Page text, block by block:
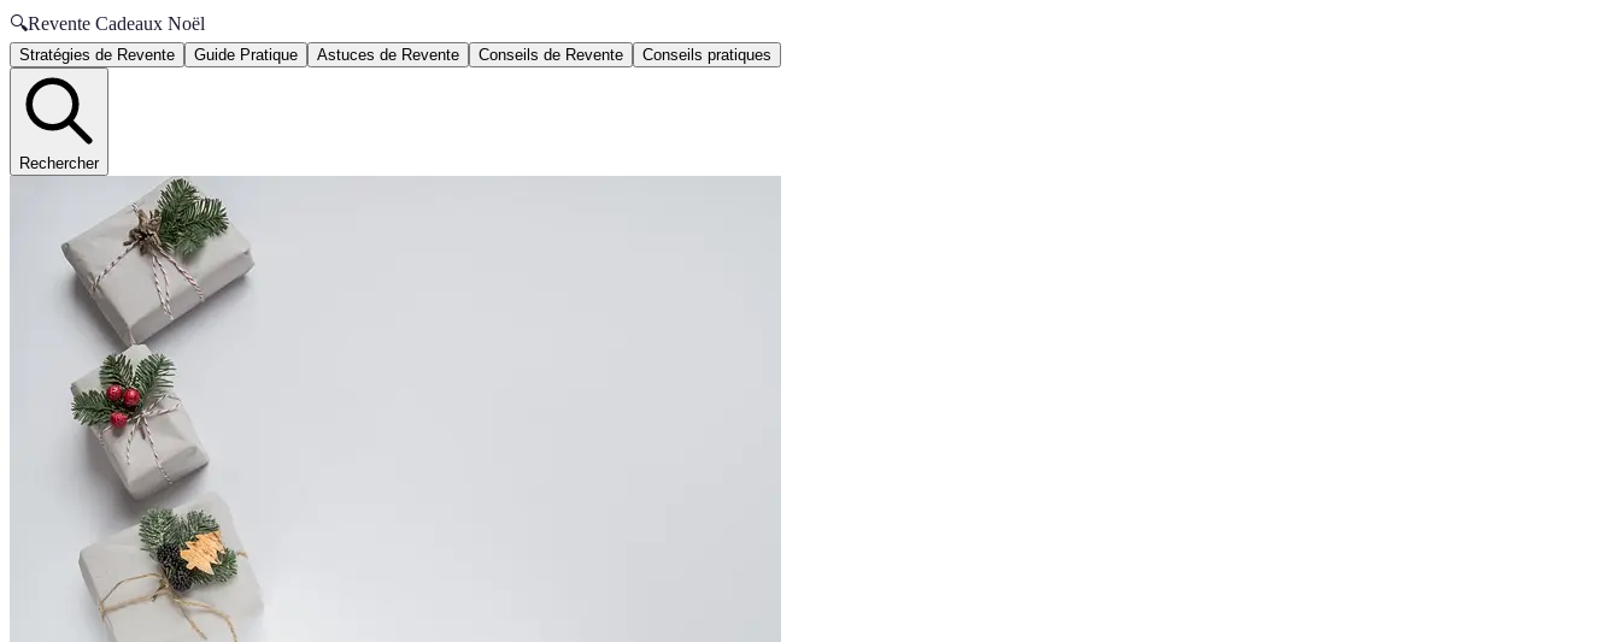
🔍Revente Cadeaux Noël
Stratégies de Revente Guide Pratique Astuces de Revente Conseils de Revente Conseils pratiques
Rechercher